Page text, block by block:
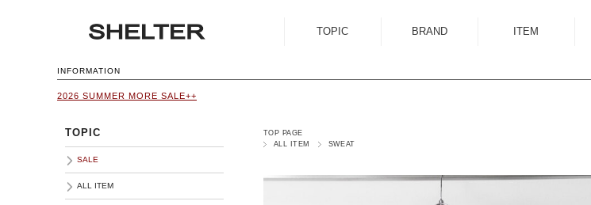
TOPIC BRAND
AUTTAA
ITEM
CUTSEWN
INFORMATION
2026 SUMMER MORE SALE++
TOP PAGE
ALL ITEM
SWEAT
TOPIC
SALE
ALL ITEM